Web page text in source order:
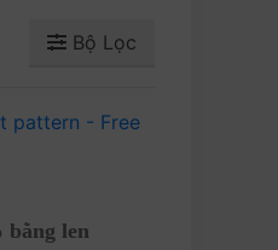
Bộ Lọc
bằng len